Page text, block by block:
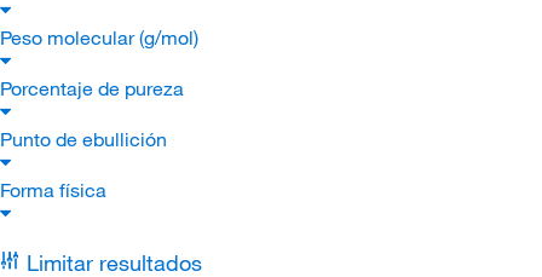
Peso molecular (g/mol)
Porcentaje de pureza
Punto de ebullición
Forma física
Limitar resultados